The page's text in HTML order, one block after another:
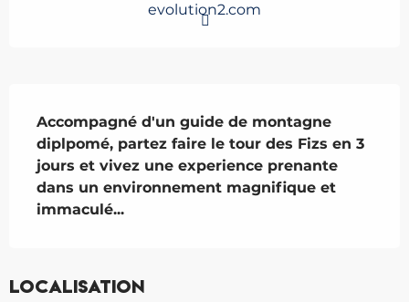
evolution2.com
Accompagné d'un guide de montagne
diplpomé, partez faire le tour des Fizs en 3
jours et vivez une experience prenante
dans un environnement magnifique et
immaculé...
Localisation